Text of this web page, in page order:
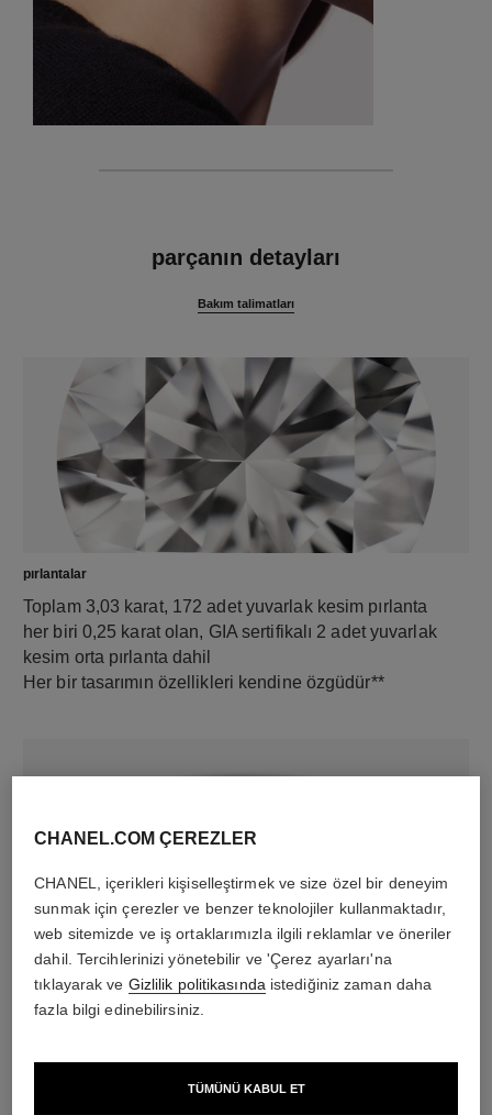
parçanın detayları
Bakım talimatları
pırlantalar
Toplam 3,03 karat, 172 adet yuvarlak kesim pırlanta
her biri 0,25 karat olan, GIA sertifikalı 2 adet yuvarlak
kesim orta pırlanta dahil
Her bir tasarımın özellikleri kendine özgüdür**
malzeme
18K beyaz altın
CHANEL.COM ÇEREZLER
CHANEL, içerikleri kişiselleştirmek ve size özel bir deneyim
sunmak için çerezler ve benzer teknolojiler kullanmaktadır,
web sitemizde ve iş ortaklarımızla ilgili reklamlar ve öneriler
dahil. Tercihlerinizi yönetebilir ve 'Çerez ayarları'na
tıklayarak ve Gizlilik politikasında istediğiniz zaman daha
fazla bilgi edinebilirsiniz.
TÜMÜNÜ KABUL ET